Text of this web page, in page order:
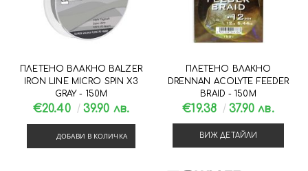
ПЛЕТЕНО ВЛАКНО BALZER
IRON LINE MICRO SPIN X3
GRAY - 150М
€20.40 39.90 лв.
ДОБАВИ В КОЛИЧКА
ПЛЕТЕНО ВЛАКНО
DRENNAN ACOLYTE FEEDER
BRAID - 150М
€19.38 37.90 лв.
ВИЖ ДЕТАЙЛИ